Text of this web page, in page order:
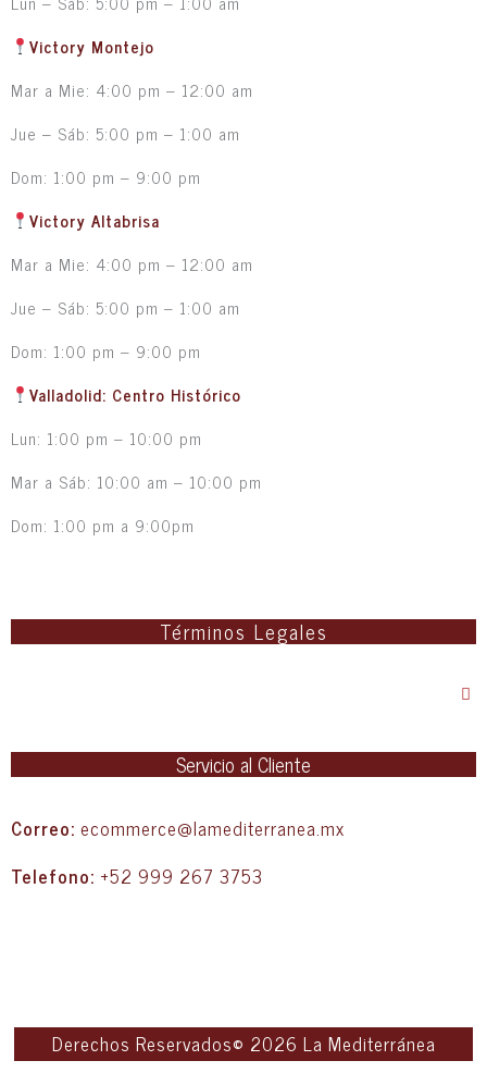
Victory Montejo
Mar a Mie: 4:00 pm – 12:00 am
Jue – Sáb: 5:00 pm – 1:00 am
Dom: 1:00 pm – 9:00 pm
Victory Altabrisa
Mar a Mie: 4:00 pm – 12:00 am
Jue – Sáb: 5:00 pm – 1:00 am
Dom: 1:00 pm – 9:00 pm
Valladolid: Centro Histórico
Lun: 1:00 pm – 10:00 pm
Mar a Sáb: 10:00 am – 10:00 pm
Dom: 1:00 pm a 9:00pm
Términos Legales
Servicio al Cliente
Correo: ecommerce@lamediterranea.mx
Telefono: +52 999 267 3753
Derechos Reservados© 2026 La Mediterránea